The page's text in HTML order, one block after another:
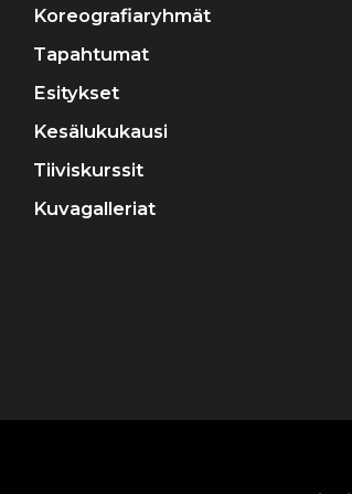
Koreografiaryhmät
Tapahtumat
Esitykset
Kesälukukausi
Tiiviskurssit
Kuvagalleriat